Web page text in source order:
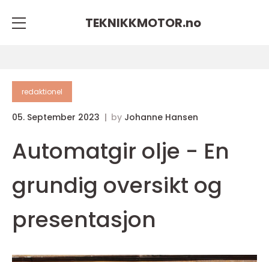
TEKNIKKMOTOR.no
redaktionel
05. September 2023 by Johanne Hansen
Automatgir olje - En
grundig oversikt og
presentasjon